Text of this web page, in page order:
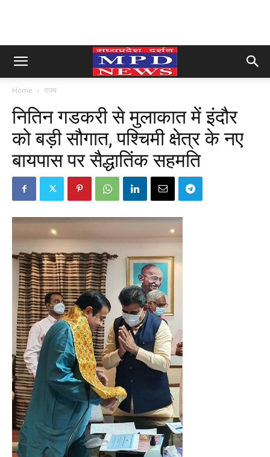
Home राज्य
नितिन गडकरी से मुलाकात में इंदौर
को बड़ी सौगात, पश्चिमी क्षेत्र के नए
बायपास पर सैद्धातिंक सहमति